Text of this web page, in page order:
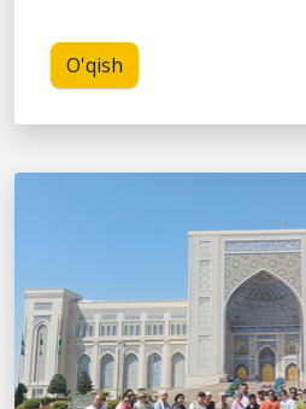
O'qish